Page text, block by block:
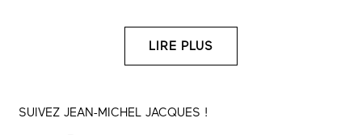
LIRE PLUS
SUIVEZ JEAN-MICHEL JACQUES !